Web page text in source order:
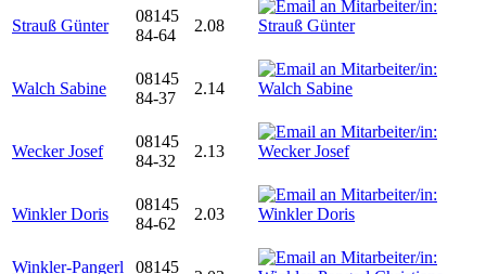
Strauß Günter
08145
84-64
2.08
Walch Sabine
08145
84-37
2.14
Wecker Josef
08145
84-32
2.13
Winkler Doris
08145
84-62
2.03
Winkler-Pangerl
08145